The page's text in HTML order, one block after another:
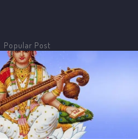
Popular Post